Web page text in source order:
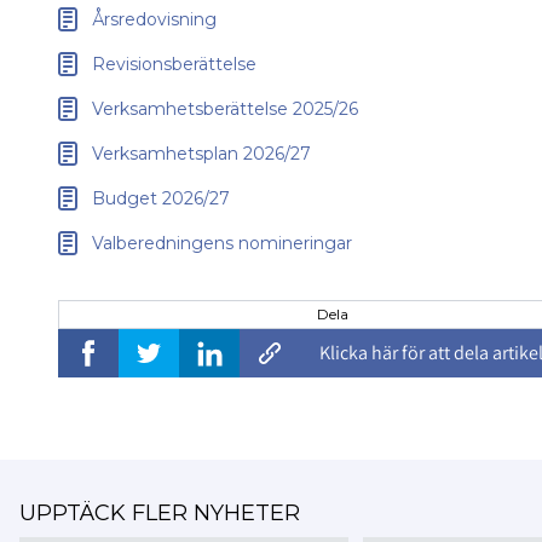
Årsredovisning
Revisionsberättelse
Verksamhetsberättelse 2025/26
Verksamhetsplan 2026/27
Budget 2026/27
Valberedningens nomineringar
Dela
Klicka här för att dela
UPPTÄCK FLER NYHETER